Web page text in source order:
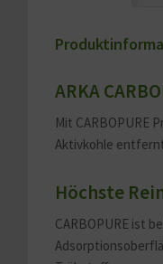
ARKA
Mit CARBOPURE
Aktivkohle
Höchste
CARBOPURE ist